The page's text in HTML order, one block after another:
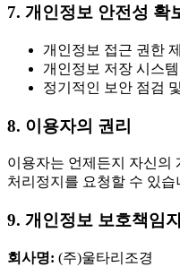
7. 개인정보 안전성 확
개인정보 접근 권한
개인정보 저장 시스템
정기적인 보안 점검
8. 이용자의 권리
이용자는 언제든지 자신의
처리정지를 요청할 수 있습
9. 개인정보 보호책임
회사명: (주)울타리조경